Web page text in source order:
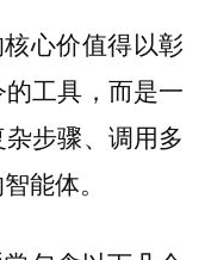
心价值得以彰
工具，而是一
步骤、调用多
能体。